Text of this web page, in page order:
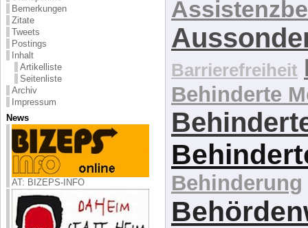
Bemerkungen
Zitate
Tweets
Postings
Inhalt
Artikelliste
Seitenliste
Archiv
Impressum
News
AT: BIZEPS-INFO
Barrierefreiheit
Behinderte
Behinderung